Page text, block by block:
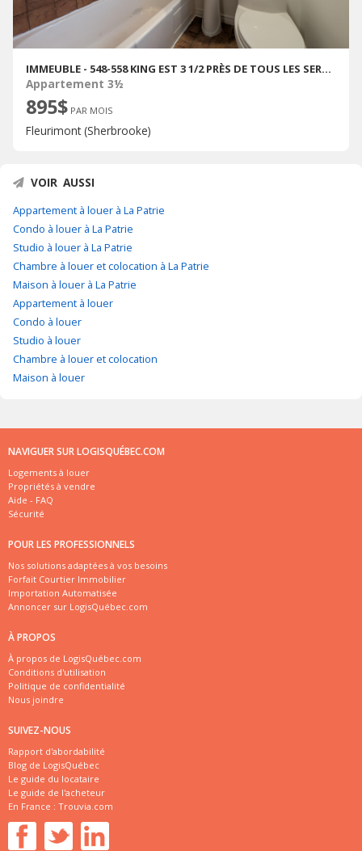
IMMEUBLE - 548-558 KING EST 3 1/2 PRÈS DE TOUS LES SERVICES
Appartement 3½
895$ PAR MOIS
Fleurimont (Sherbrooke)
VOIR AUSSI
Appartement à louer à La Patrie
Condo à louer à La Patrie
Studio à louer à La Patrie
Chambre à louer et colocation à La Patrie
Maison à louer à La Patrie
Appartement à louer
Condo à louer
Studio à louer
Chambre à louer et colocation
Maison à louer
NAVIGUER SUR LOGISQUÉBEC.COM
Logements à louer
Propriétés à vendre
Aide - FAQ
Sécurité
POUR LES PROFESSIONNELS
Nos solutions adaptées à vos besoins
Forfait Courtier Immobilier
Importation Automatisée
Annoncer sur LogisQuébec.com
À PROPOS
À propos de LogisQuébec.com
Conditions d'utilisation
Politique de confidentialité
Nous joindre
SUIVEZ-NOUS
Rapport d'abordabilité
Blog de LogisQuébec
Le guide du locataire
Le guide de l'acheteur
En France : Trouvia.com